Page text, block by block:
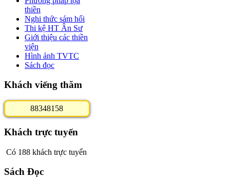
thiền
Nghi thức sám hối
Thi kệ HT Ân Sư
Giới thiệu các thiền
viện
Hình ảnh TVTC
Sách đọc
Khách viếng thăm
883481 58
Khách trực tuyến
Có 188 khách trực tuyến
Sách Đọc